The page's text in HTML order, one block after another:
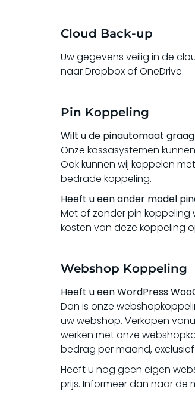
Cloud Back-up
Uw gegevens veilig in de
naar Dropbox of OneDrive.
Pin Koppeling
Wilt u de pinautomaat
Onze kassasystemen
Ook kunnen wij koppelen
bedrade koppeling.
Heeft u een ander model
Met of zonder pin koppeling
kosten van deze koppeling
Webshop Koppeling
Heeft u een WordPress
Dan is onze
uw webshop. Verkopen
werken met onze
bedrag per maand,
Heeft u nog geen eigen
prijs. Informeer dan naar de